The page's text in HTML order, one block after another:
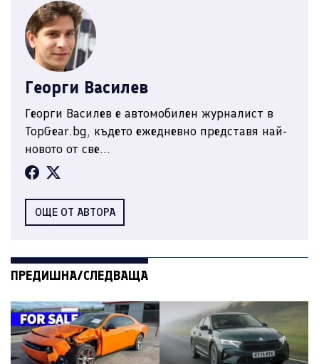
Георги Василев
Георги Василев е автомобилен журналист в
TopGear.bg, където ежедневно представя най-
новото от све...
ОЩЕ ОТ АВТОРА
ПРЕДИШНА/СЛЕДВАЩА